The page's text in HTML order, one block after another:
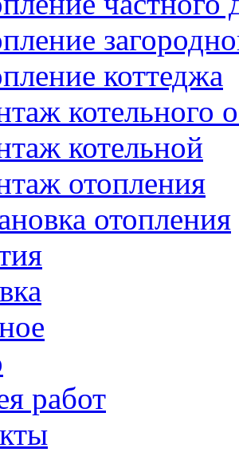
коттеджа
котельного
котельной
отопления
отопления
работ